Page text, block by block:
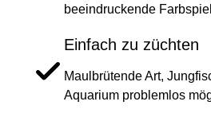
beeindruckende
Einfach zu züchten
Maulbrütende Art,
Aquarium problemlos